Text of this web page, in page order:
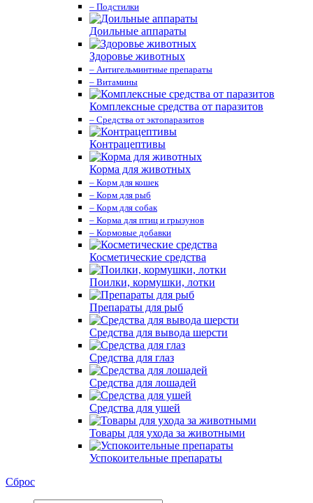
– Подстилки
Доильные аппараты
Здоровье животных
– Антигельминтные препараты
– Витамины
Комплексные средства от паразитов
– Средства от эктопаразитов
Контрацептивы
Корма для животных
– Корм для кошек
– Корм для рыб
– Корм для собак
– Корма для птиц и грызунов
– Кормовые добавки
Косметические средства
Поилки, кормушки, лотки
Препараты для рыб
Средства для вывода шерсти
Средства для глаз
Средства для лошадей
Средства для ушей
Товары для ухода за животными
Успокоительные препараты
Сброс